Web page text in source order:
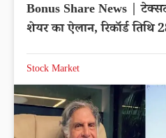
Bonus Share News |
शेयर का ऐलान, रिकॉर्ड तिथि
Stock Market